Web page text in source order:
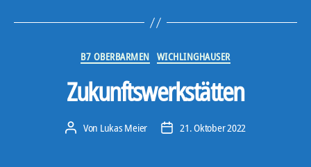
Kategorien
B7 OBERBARMEN WICHLINGHAUSER
Zukunftswerkstätten
Beitragsautor
Von Lukas Meier Veröffentlichungsdatum
21. Oktober 2022